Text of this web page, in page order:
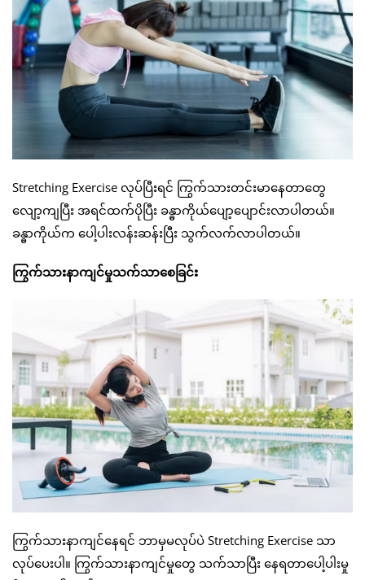
Stretching Exercise လုပ်ပြီးရင် ကြွက်သားတင်းမာနေတာတွေ
လျော့ကျပြီး အရင်ထက်ပိုပြီး ခန္ဓာကိုယ်ပျော့ပျောင်းလာပါတယ်။
ခန္ဓာကိုယ်က ပေါ့ပါးလန်းဆန်းပြီး သွက်လက်လာပါတယ်။
ကြွက်သားနာကျင်မှုသက်သာစေခြင်း
ကြွက်သားနာကျင်နေရင် ဘာမှမလုပ်ပဲ Stretching Exercise သာ
လုပ်ပေးပါ။ ကြွက်သားနာကျင်မှုတွေ သက်သာပြီး နေရတာပေါ့ပါးမှု